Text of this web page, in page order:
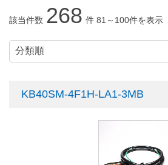
該当件数 268 件 81～100件を表示
KB40SM-4F1H-LA1-3MB